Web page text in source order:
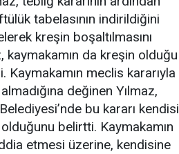
tabelasının indirildiğini
kreşin boşaltılmasını
da kreşin olduğu
Kaymakamın meclis kararıyla
değinen Yılmaz,
bu kararı kendisi
olduğunu belirtti. Kaymakamın
etmesi üzerine, kendisine